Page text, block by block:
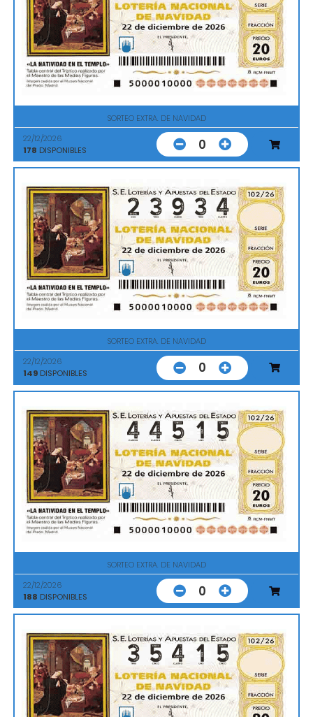
SORTEO EXTRA. DE NAVIDAD
22/12/2026
178 DISPONIBLES 0
SORTEO EXTRA. DE NAVIDAD
22/12/2026
149 DISPONIBLES 0
SORTEO EXTRA. DE NAVIDAD
22/12/2026
188 DISPONIBLES 0